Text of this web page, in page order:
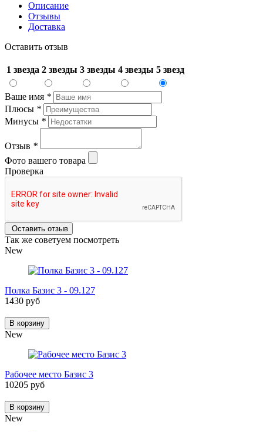
Описание
Отзывы
Доставка
Оставить отзыв
1 звезда 2 звезды 3 звезды 4 звезды 5 звезд
Ваше имя *
Плюсы *
Минусы *
Отзыв *
Фото вашего товара
Проверка
Оставить отзыв
Так же советуем посмотреть
New
Полка Базис 3 - 09.127
1430 руб
В корзину
New
Рабочее место Базис 3
10205 руб
В корзину
New